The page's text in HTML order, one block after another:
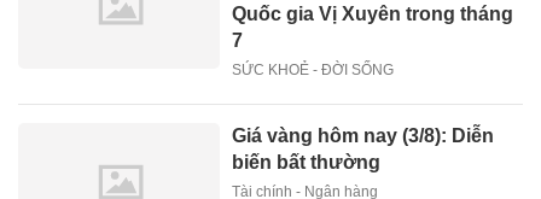
Quốc gia Vị Xuyên trong tháng
7
SỨC KHOẺ - ĐỜI SỐNG
Giá vàng hôm nay (3/8): Diễn
biến bất thường
Tài chính - Ngân hàng